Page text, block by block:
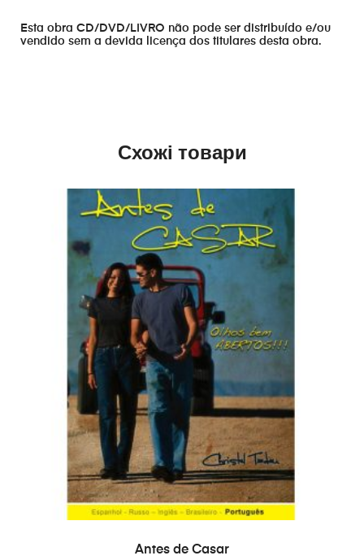
Esta obra CD/DVD/LIVRO não pode ser distribuído e/ou
vendido sem a devida licença dos titulares desta obra.
Схожі товари
ДОДАТИ В КОШИК
Antes de Casar